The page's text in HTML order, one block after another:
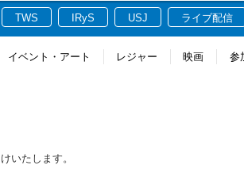
TWS IRyS USJ ライブ配信
イベント・アート レジャー 映画 参
いたします。